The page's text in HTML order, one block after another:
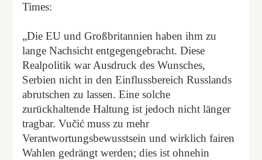
Times:
„Die EU und Großbritannien haben ihm zu
lange Nachsicht entgegengebracht. Diese
Realpolitik war Ausdruck des Wunsches,
Serbien nicht in den Einflussbereich Russlands
abrutschen zu lassen. Eine solche
zurückhaltende Haltung ist jedoch nicht länger
tragbar. Vučić muss zu mehr
Verantwortungsbewusstsein und wirklich fairen
Wahlen gedrängt werden; dies ist ohnehin